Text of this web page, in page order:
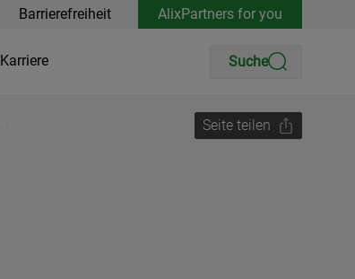
Barrierefreiheit AlixPartners for you
Karriere Suche
Seite teilen